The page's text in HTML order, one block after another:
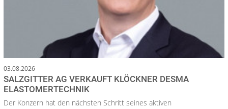
03.08.2026
SALZGITTER AG VERKAUFT KLÖCKNER DESMA
ELASTOMERTECHNIK
Der Konzern hat den nächsten Schritt seines aktiven